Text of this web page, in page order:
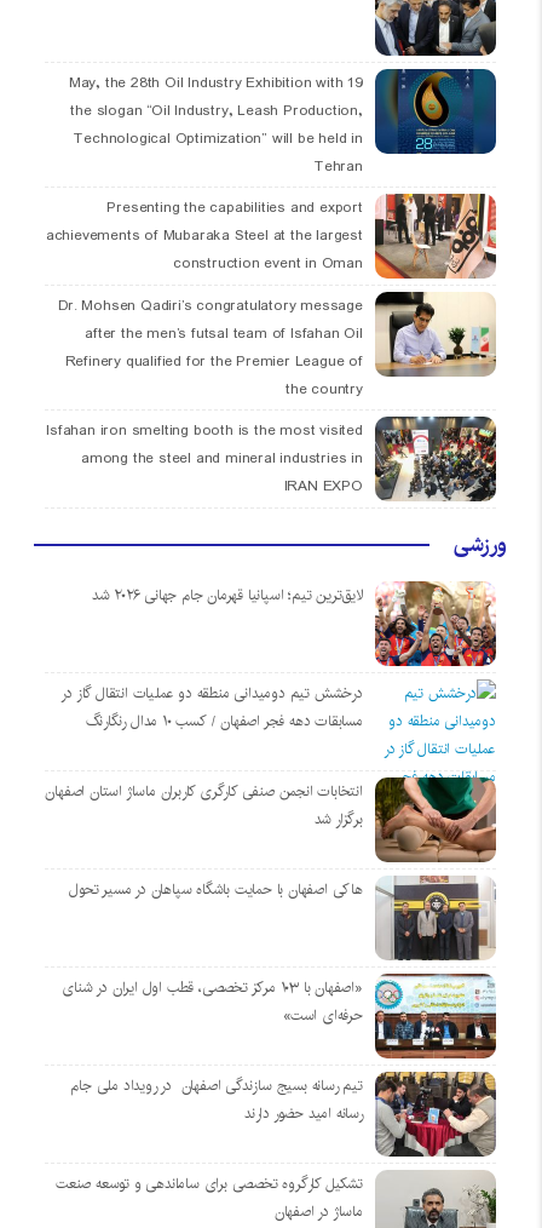
19 May, the 28th Oil Industry Exhibition with
the slogan “Oil Industry, Leash Production,
Technological Optimization” will be held in
Tehran
Presenting the capabilities and export
achievements of Mubaraka Steel at the largest
construction event in Oman
Dr. Mohsen Qadiri’s congratulatory message
after the men’s futsal team of Isfahan Oil
Refinery qualified for the Premier League of
the country
Isfahan iron smelting booth is the most visited
among the steel and mineral industries in
IRAN EXPO
ورزشی
لایق‌ترین تیم؛ اسپانیا قهرمان جام جهانی ۲۰۲۶ شد
درخشش تیم دومیدانی منطقه دو عملیات انتقال گاز در
مسابقات دهه فجر اصفهان / کسب ۱۰ مدال رنگارنگ
انتخابات انجمن صنفی کارگری کاربران ماساژ استان اصفهان
برگزار شد
هاکی اصفهان با حمایت باشگاه سپاهان در مسیر تحول
«اصفهان با ۱۰۳ مرکز تخصصی، قطب اول ایران در شنای
حرفه‌ای است»
تیم رسانه بسیج سازندگی اصفهان در رویداد ملی جام
رسانه امید حضور دارند
تشکیل کارگروه تخصصی برای ساماندهی و توسعه صنعت
ماساژ در اصفهان